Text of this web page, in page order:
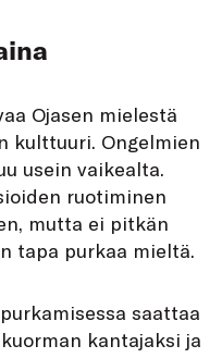
Ojasen mielestä
kulttuuri. Ongelmien
usein vaikealta.
ruotiminen
mutta ei pitkän
tapa purkaa mieltä.
saattaa
kantajaksi ja